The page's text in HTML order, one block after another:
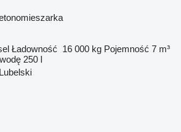
Ładowność 16 000 kg Pojemność 7 m³
250 l